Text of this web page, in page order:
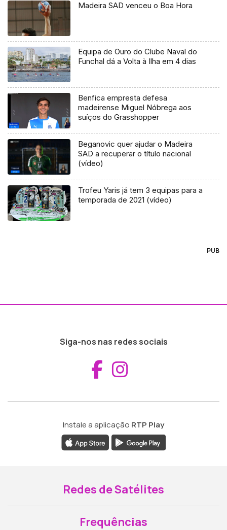
Madeira SAD venceu o Boa Hora
Equipa de Ouro do Clube Naval do
Funchal dá a Volta à Ilha em 4 dias
Benfica empresta defesa
madeirense Miguel Nóbrega aos
suíços do Grasshopper
Beganovic quer ajudar o Madeira
SAD a recuperar o título nacional
(vídeo)
Trofeu Yaris já tem 3 equipas para a
temporada de 2021 (vídeo)
PUB
Siga-nos nas redes sociais
Aceder ao
Instale a aplicação RTP Play
Redes de Satélites
Frequências